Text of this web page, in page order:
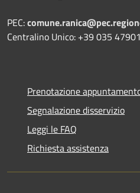
PEC:
Centralino Unico: +39 035
Prenotazione
Segnalazione disservizio
Leggi le FAQ
Richiesta assistenza